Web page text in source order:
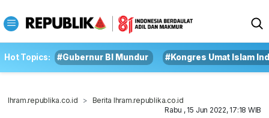
Hot Topics: #Gubernur BI Mundur #Kongres Umat Islam
Ihram.republika.co.id
Berita Ihram.republika.co.id
Rabu , 15 Jun 2022, 17:18 WIB